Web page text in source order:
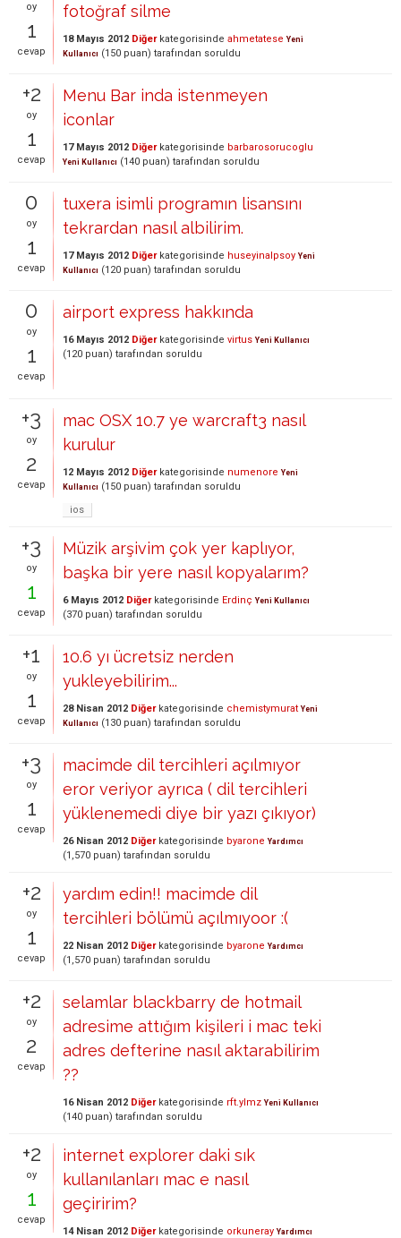
oy
1
cevap
fotoğraf silme
18 Mayıs 2012 Diğerkategorisinde ahmetatese Yeni
Kullanıcı (150 puan) tarafından soruldu
+2
oy
1
cevap
Menu Bar inda istenmeyen
iconlar
17 Mayıs 2012 Diğerkategorisinde barbarosorucoglu
Yeni Kullanıcı (140 puan) tarafından soruldu
0
oy
1
cevap
tuxera isimli programın lisansını
tekrardan nasıl albilirim.
17 Mayıs 2012 Diğerkategorisinde huseyinalpsoy Yeni
Kullanıcı (120 puan) tarafından soruldu
0
oy
1
cevap
airport express hakkında
16 Mayıs 2012 Diğerkategorisinde virtus Yeni Kullanıcı
(120 puan) tarafından soruldu
+3
oy
2
cevap
mac OSX 10.7 ye warcraft3 nasıl
kurulur
12 Mayıs 2012 Diğerkategorisinde numenore Yeni
Kullanıcı (150 puan) tarafından soruldu
ios
+3
oy
1
cevap
Müzik arşivim çok yer kaplıyor,
başka bir yere nasıl kopyalarım?
6 Mayıs 2012 Diğerkategorisinde Erdinç Yeni Kullanıcı
(370 puan) tarafından soruldu
+1
oy
1
cevap
10.6 yı ücretsiz nerden
yukleyebilirim...
28 Nisan 2012 Diğerkategorisinde chemistymurat Yeni
Kullanıcı (130 puan) tarafından soruldu
+3
oy
1
cevap
macimde dil tercihleri açılmıyor
eror veriyor ayrıca ( dil tercihleri
yüklenemedi diye bir yazı çıkıyor)
26 Nisan 2012 Diğerkategorisinde byarone Yardımcı
(1,570 puan) tarafından soruldu
+2
oy
1
cevap
yardım edin!! macimde dil
tercihleri bölümü açılmıyoor :(
22 Nisan 2012 Diğerkategorisinde byarone Yardımcı
(1,570 puan) tarafından soruldu
+2
oy
2
cevap
selamlar blackbarry de hotmail
adresime attığım kişileri i mac teki
adres defterine nasıl aktarabilirim
??
16 Nisan 2012 Diğerkategorisinde rft.ylmz Yeni Kullanıcı
(140 puan) tarafından soruldu
+2
oy
1
cevap
internet explorer daki sık
kullanılanları mac e nasıl
geçiririm?
14 Nisan 2012 Diğerkategorisinde orkuneray Yardımcı